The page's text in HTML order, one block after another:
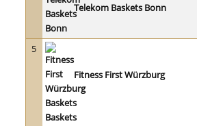
Telekom Baskets Bonn
5
Fitness First Würzburg
Baskets